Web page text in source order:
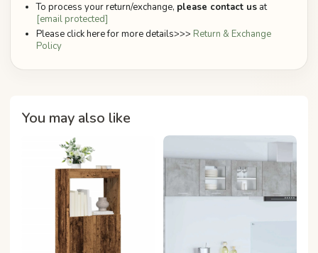
To process your return/exchange, please contact us at
[email protected]
Please click here for more details>>> Return & Exchange
Policy
You may also like